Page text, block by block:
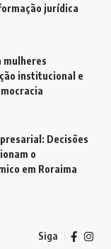
jurídica
mulheres
institucional e
Decisões
o
em Roraima
Siga